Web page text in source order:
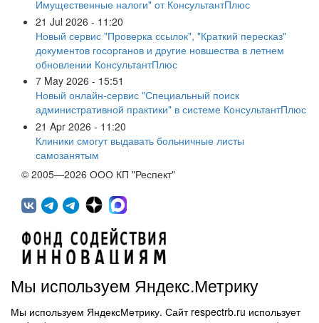
Имущественные налоги" от КонсультантПлюс
21 Jul 2026 - 11:20
Новый сервис "Проверка ссылок", "Краткий пересказ"
документов госорганов и другие новшества в летнем
обновлении КонсультантПлюс
7 May 2026 - 15:51
Новый онлайн-сервис "Специальный поиск
административной практики" в системе КонсультантПлюс
21 Apr 2026 - 11:20
Клиники смогут выдавать больничные листы
самозанятым
© 2005—2026 ООО КП "Респект"
450071, г.Уфа, ул. 50 лет СССР, д.48 корп.1, офис 307
Мы используем Яндекс.Метрику
Мы используем ЯндексМетрику. Сайт respectrb.ru использует